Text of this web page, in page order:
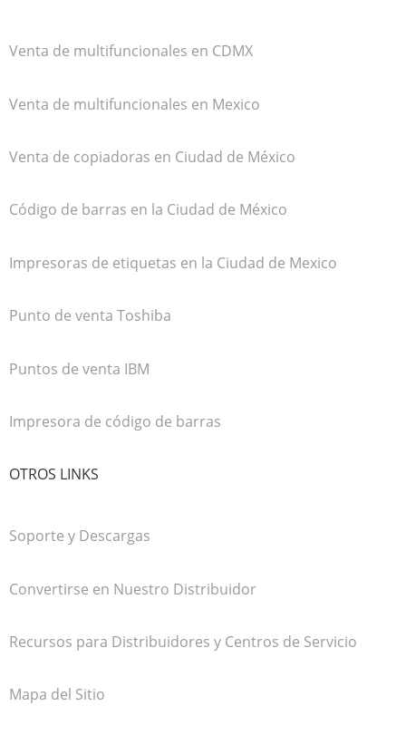
Venta de multifuncionales en CDMX
Venta de multifuncionales en Mexico
Venta de copiadoras en Ciudad de México
Código de barras en la Ciudad de México
Impresoras de etiquetas en la Ciudad de Mexico
Punto de venta Toshiba
Puntos de venta IBM
Impresora de código de barras
OTROS LINKS
Soporte y Descargas
Convertirse en Nuestro Distribuidor
Recursos para Distribuidores y Centros de Servicio
Mapa del Sitio